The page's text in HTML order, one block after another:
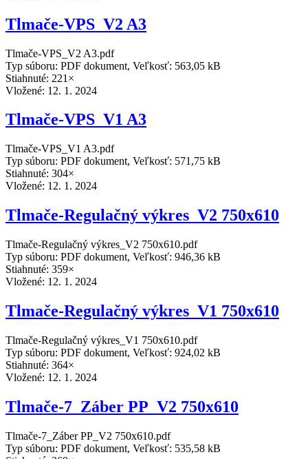
Tlmače-VPS_V2 A3
Tlmače-VPS_V2 A3.pdf
Typ súboru: PDF dokument, Veľkosť: 563,05 kB
Stiahnuté: 221×
Vložené: 12. 1. 2024
Tlmače-VPS_V1 A3
Tlmače-VPS_V1 A3.pdf
Typ súboru: PDF dokument, Veľkosť: 571,75 kB
Stiahnuté: 304×
Vložené: 12. 1. 2024
Tlmače-Regulačný výkres_V2 750x610
Tlmače-Regulačný výkres_V2 750x610.pdf
Typ súboru: PDF dokument, Veľkosť: 946,36 kB
Stiahnuté: 359×
Vložené: 12. 1. 2024
Tlmače-Regulačný výkres_V1 750x610
Tlmače-Regulačný výkres_V1 750x610.pdf
Typ súboru: PDF dokument, Veľkosť: 924,02 kB
Stiahnuté: 364×
Vložené: 12. 1. 2024
Tlmače-7_Záber PP_V2 750x610
Tlmače-7_Záber PP_V2 750x610.pdf
Typ súboru: PDF dokument, Veľkosť: 535,58 kB